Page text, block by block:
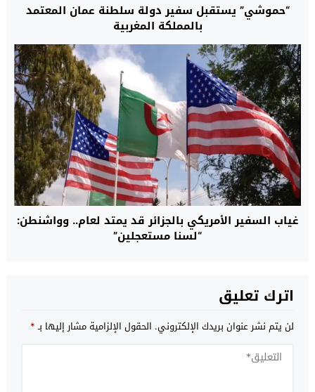
“حموشي” يستقبل سفير دولة سلطنة عمان المعتمد
بالمملكة المغربية
غياب السفير الأمريكي بالجزائر قد يمتد لعام.. وواشنطن:
“لسنا مستعجلين”
اترك تعليق
لن يتم نشر عنوان بريدك الإلكتروني. الحقول الإلزامية مشار إليها بـ*